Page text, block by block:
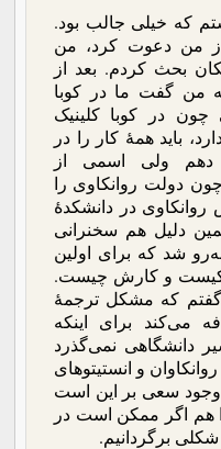
که خیلی جالب بود.
من دعوت کرد، من
بحث کردم. بعد از
من گفت ما در کوبا
چون در کوبا کلینیک
باید همۀ کار را در
دهم ولی اسمی از
دولت روانکاوی را
در دانشکدۀ
دلیل هم سخنرانی
شد که برای اولین
کیست و کارش چیست.
گفتم که مشکل ترجمۀ
می‌کند برای اینکه
دانشگاهی نمی‌گذرد
و انستیتوهای
وجود سعی بر این است
هم اگر ممکن است در
برگردانیم.